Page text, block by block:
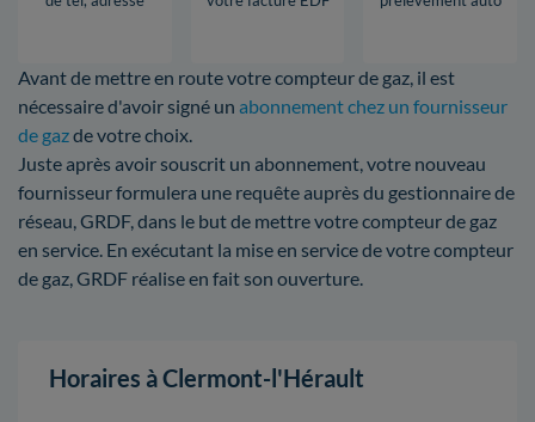
Avant de mettre en route votre compteur de gaz, il est
nécessaire d'avoir signé un abonnement chez un fournisseur
de gazde votre choix.
Juste après avoir souscrit un abonnement, votre nouveau
fournisseur formulera une requête auprès du gestionnaire de
réseau, GRDF, dans le but de mettre votre compteur de gaz
en service. En exécutant la mise en service de votre compteur
de gaz, GRDF réalise en fait son ouverture.
Horaires à Clermont-l'Hérault